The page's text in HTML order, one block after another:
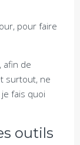
pour faire
afin de
surtout, ne
fais quoi
outils